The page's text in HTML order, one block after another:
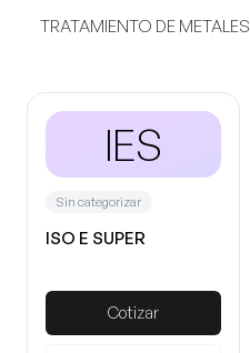
TRATAMIENTO DE METALES
IES
Sin categorizar
ISO E SUPER
Cotizar